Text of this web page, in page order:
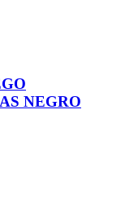
NEGRO